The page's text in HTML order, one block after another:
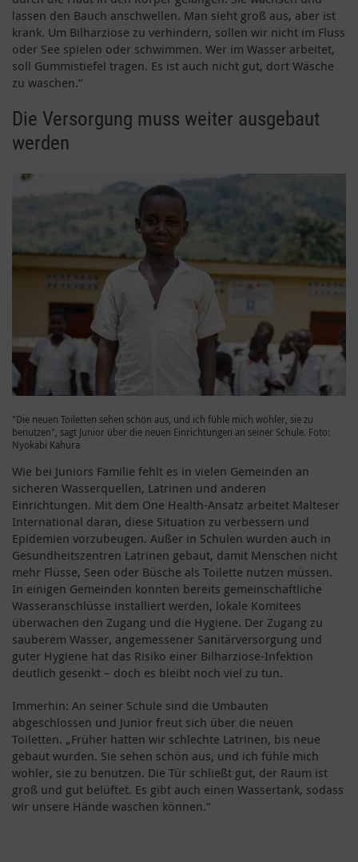
lassen den Bauch anschwellen. Man sieht groß aus, aber ist
krank. Um Bilharziose zu verhindern, sollen wir nicht im Fluss
oder See spielen oder schwimmen. Wer im Wasser arbeitet,
soll Gummistiefel tragen. Es ist auch nicht gut, dort Wäsche
zu waschen.“
Die Versorgung muss weiter ausgebaut
werden
"Die neuen Toiletten sehen schön aus, und ich fühle mich wohler, sie zu
benutzen", sagt Junior über die neuen Einrichtungen an seiner Schule. Foto:
Nyokabi Kahura
Wie bei Juniors Familie fehlt es in vielen Gemeinden an
sicheren Wasserquellen, Latrinen und anderen
Einrichtungen. Mit dem One Health-Ansatz arbeitet Malteser
International daran, diese Situation zu verbessern und
Epidemien vorzubeugen. Außer in Schulen wurden auch in
Gesundheitszentren Latrinen gebaut, damit Menschen nicht
mehr Flüsse, Seen oder Büsche als Toilette nutzen müssen.
In einigen Gemeinden konnten bereits gemeinschaftliche
Wasseranschlüsse installiert werden, lokale Komitees
überwachen den Zugang und die Hygiene. Der Zugang zu
sauberem Wasser, angemessener Sanitärversorgung und
guter Hygiene hat das Risiko einer Bilharziose-Infektion
deutlich gesenkt – doch es bleibt noch viel zu tun.
Immerhin: An seiner Schule sind die Umbauten
abgeschlossen und Junior freut sich über die neuen
Toiletten. „Früher hatten wir schlechte Latrinen, bis neue
gebaut wurden. Sie sehen schön aus, und ich fühle mich
wohler, sie zu benutzen. Die Tür schließt gut, der Raum ist
groß und gut belüftet. Es gibt auch einen Wassertank, sodass
wir unsere Hände waschen können.“